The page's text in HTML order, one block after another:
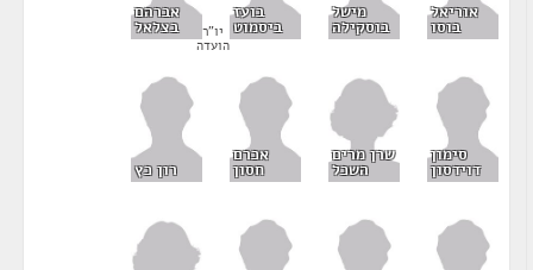
אוריאל
בוסו
מישל
בוסקילה
בועז
ביסמוט יו"ר
הועדה
אברהם
בצלאל
סימון
דוידסון
שרן מרים
השכל
אכרם
חסון רון כץ